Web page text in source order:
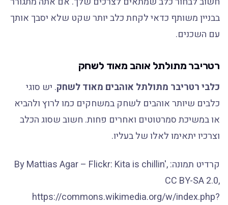
בבניין משותף כדאי לקחת כלב יותר שקט שלא יסבך אותך
עם השכנים.
רטריבר מתולתל אוהב מאוד לשחק
כלבי רטריבר מתולתל אוהבים מאוד לשחק. יש סוגי
כלבים שיותר אוהבים לשחק במשחקים כמו לרוץ ולהביא
או במשיכת סמרטוטים ואחרים פחות. חשוב שסוג הכלב
וצרכיו יתאימו לאלו של בעליו.
קרדיט תמונה: By Mattias Agar – Flickr: Kita is chillin',
CC BY-SA 2.0,
https://commons.wikimedia.org/w/index.php?